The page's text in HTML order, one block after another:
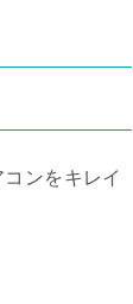
ンをキレイ